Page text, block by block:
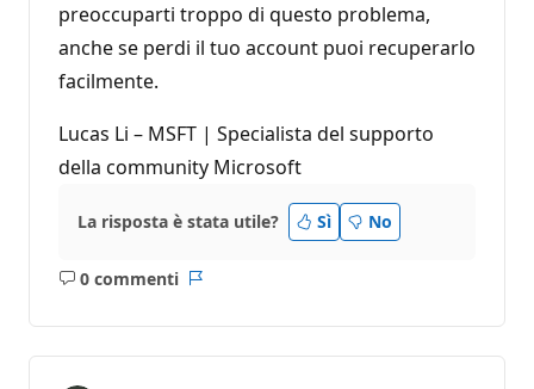
preoccuparti troppo di questo problema,
anche se perdi il tuo account puoi recuperarlo
facilmente.
Lucas Li – MSFT | Specialista del supporto
della community Microsoft
La risposta è stata utile? Sì No
0 commenti
Nessun